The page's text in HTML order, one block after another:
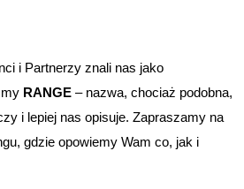
i Partnerzy znali nas jako
RANGE – nazwa, chociaż podobna,
i lepiej nas opisuje. Zapraszamy na
gdzie opowiemy Wam co, jak i